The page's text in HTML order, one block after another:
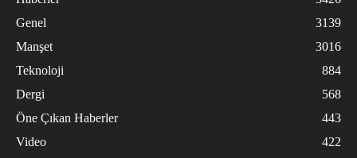
Genel
3139
Manşet
3016
Teknoloji
884
Dergi
568
Öne Çıkan Haberler
443
Video
422